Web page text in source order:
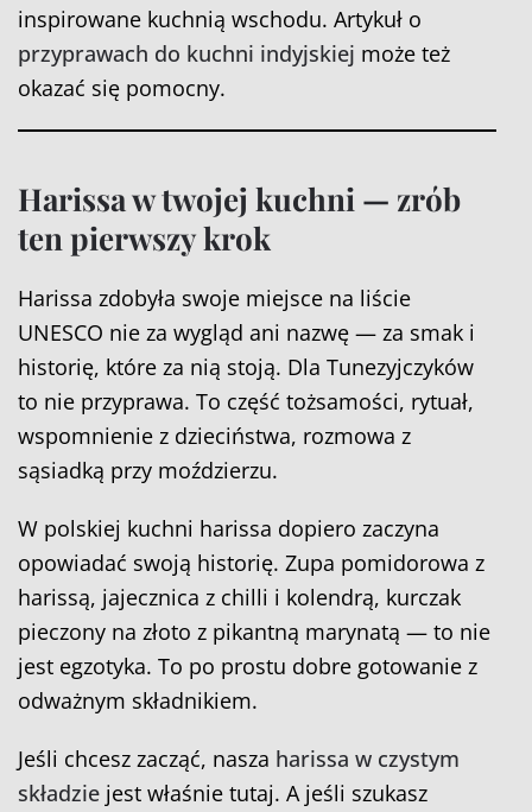
inspirowane kuchnią wschodu. Artykuł o
przyprawach do kuchni indyjskiej może też
okazać się pomocny.
Harissa w twojej kuchni — zrób
ten pierwszy krok
Harissa zdobyła swoje miejsce na liście
UNESCO nie za wygląd ani nazwę — za smak i
historię, które za nią stoją. Dla Tunezyjczyków
to nie przyprawa. To część tożsamości, rytuał,
wspomnienie z dzieciństwa, rozmowa z
sąsiadką przy moździerzu.
W polskiej kuchni harissa dopiero zaczyna
opowiadać swoją historię. Zupa pomidorowa z
harissą, jajecznica z chilli i kolendrą, kurczak
pieczony na złoto z pikantną marynatą — to nie
jest egzotyka. To po prostu dobre gotowanie z
odważnym składnikiem.
Jeśli chcesz zacząć, nasza harissa w czystym
składzie jest właśnie tutaj. A jeśli szukasz